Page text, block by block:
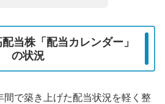
当株「配当カレンダー」
の状況
間で築き上げた配当状況を軽く整